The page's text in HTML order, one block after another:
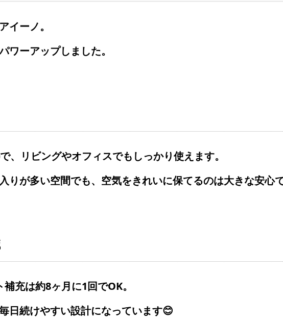
イーノ。
ワーアップしました。
、リビングやオフィスでもしっかり使えます。
りが多い空間でも、空気をきれいに保てるのは大きな安心
充は約8ヶ月に1回でOK。
日続けやすい設計になっています😊